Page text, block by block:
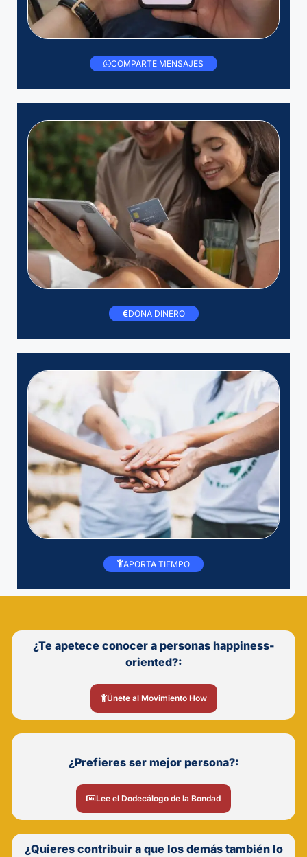
COMPARTE MENSAJES
DONA DINERO
APORTA TIEMPO
¿Te apetece conocer a personas happiness-
oriented?:
Únete al Movimiento How
¿Prefieres ser mejor persona?:
Lee el Dodecálogo de la Bondad
¿Quieres contribuir a que los demás también lo